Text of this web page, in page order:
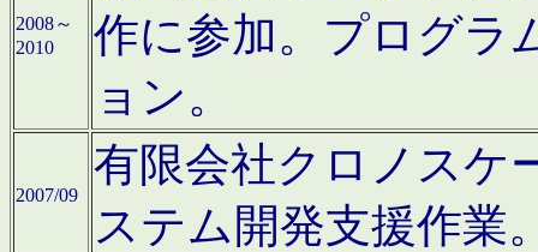
2008～
2010
作に参加。プログラ
ョン。
2007/09
有限会社クロノスケ
ステム開発支援作業